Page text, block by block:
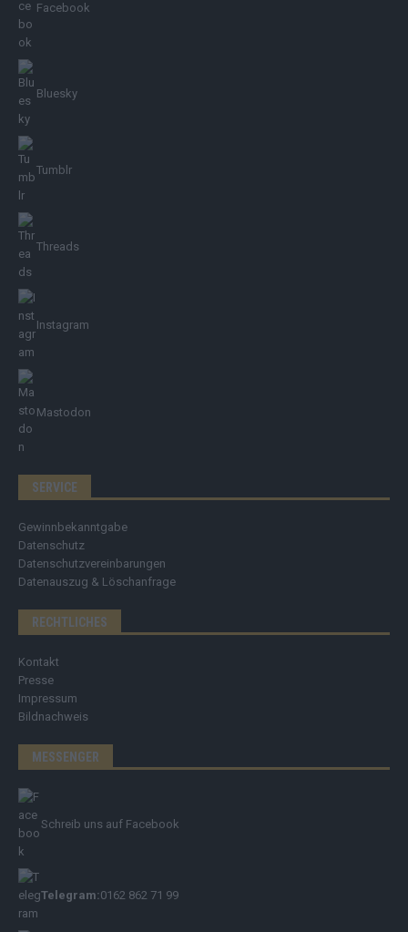
Facebook
Bluesky
Tumblr
Threads
Instagram
Mastodon
SERVICE
Gewinnbekanntgabe
Datenschutz
Datenschutzvereinbarungen
Datenauszug & Löschanfrage
RECHTLICHES
Kontakt
Presse
Impressum
Bildnachweis
MESSENGER
Schreib uns auf Facebook
Telegram:0162 862 71 99